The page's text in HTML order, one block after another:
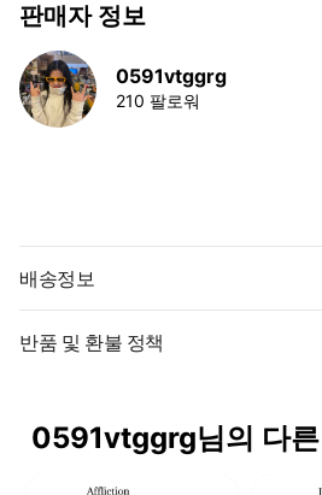
판매자 정보
0591vtggrg
210 팔로워
배송정보
반품 및 환불 정책
0591vtggrg님의 다